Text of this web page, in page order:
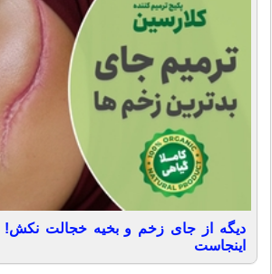
دیگه از جای زخم و بخیه خجالت
اینجاست